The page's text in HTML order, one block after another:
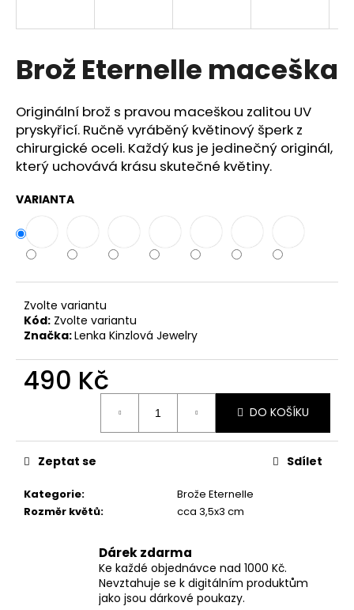
Brož Eternelle maceška
Originální brož s pravou maceškou zalitou UV
pryskyřicí. Ručně vyráběný květinový šperk z
chirurgické oceli. Každý kus je jedinečný originál,
který uchovává krásu skutečné květiny.
VARIANTA
Zvolte variantu
Kód: Zvolte variantu
Značka:Lenka Kinzlová Jewelry
490 Kč
DO KOŠÍKU
Kategorie:
Brože Eternelle
Rozměr květů: cca 3,5x3 cm
Zeptat se Sdílet
Dárek zdarma
Ke každé objednávce nad 1000 Kč.
Nevztahuje se k digitálním produktům
jako jsou dárkové poukazy.
í
t
?
D
p
o
u
č
e
NÁHRDELNÍK
ETERNELLE
ŠEŘÍK